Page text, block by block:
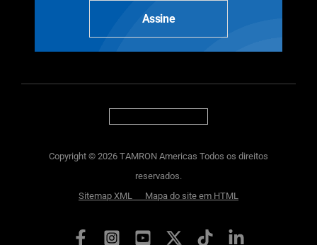
Assine
Copyright © 2026 TAMRON Americas Todos os direitos
reservados.
Sitemap XML
Mapa do site em HTML